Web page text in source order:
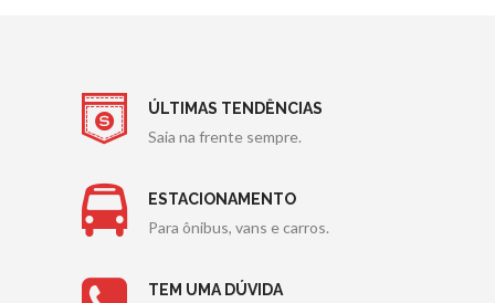
ÚLTIMAS TENDÊNCIAS
Saia na frente sempre.
ESTACIONAMENTO
Para ônibus, vans e carros.
TEM UMA DÚVIDA